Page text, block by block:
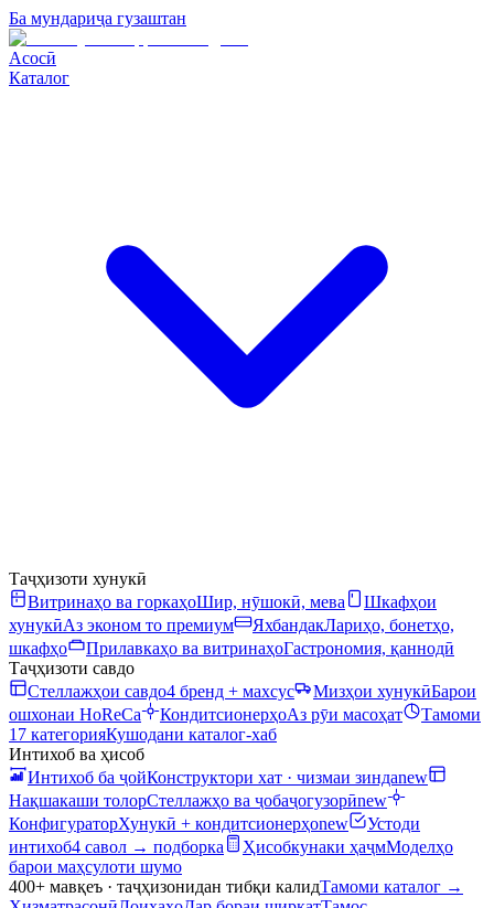
Ба мундариҷа гузаштан
Асосӣ
Каталог
Таҷҳизоти хунукӣ
Витринаҳо ва горкаҳоШир, нӯшокӣ, мева
Шкафҳои
хунукӣАз эконом то премиум ЯхбандакЛариҳо, бонетҳо,
шкафҳо
Прилавкаҳо ва витринаҳоГастрономия, қаннодӣ
Таҷҳизоти савдо
Стеллажҳои савдо4 бренд + махсус Мизҳои хунукӣБарои
ошхонаи HoReCa
КондитсионерҳоАз рӯи масоҳат
Тамоми
17 категорияКушодани каталог-хаб
Интихоб ва ҳисоб
Интихоб ба ҷойКонструктори хат · чизмаи зиндаnew
Нақшакаши толорСтеллажҳо ва ҷобаҷогузорӣnew
КонфигураторХунукӣ + кондитсионерҳоnew
Устоди
интихоб4 савол → подборка Ҳисобкунаки ҳаҷмМоделҳо
барои маҳсулоти шумо
400+ мавқеъ · таҷҳизонидан тибқи калидТамоми каталог →